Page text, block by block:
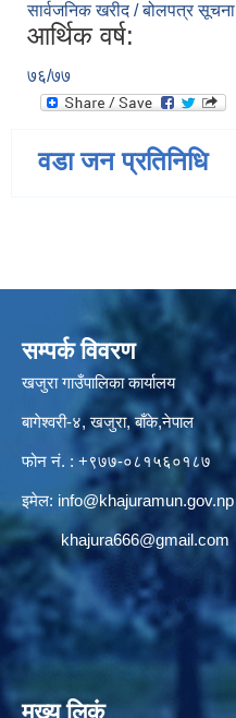
सार्वजनिक खरीद / बोलपत्र सूचना
आर्थिक वर्ष:
७६/७७
वडा जन प्रतिनिधि
सम्पर्क विवरण
खजुरा गाउँपालिका कार्यालय
बागेश्वरी-४, खजुरा, बाँके,नेपाल
फोन नं. : +९७७-०८१५६०१८७
इमेल: info@khajuramun.gov.np
khajura666@gmail.com
मुख्य लिकं